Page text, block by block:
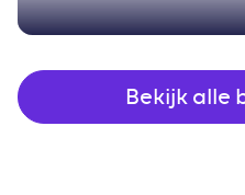
Bekijk alle